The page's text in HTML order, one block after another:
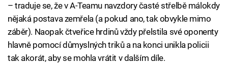
– traduje se, že v A-Teamu navzdory časté střelbě málokdy
nějaká postava zemřela (a pokud ano, tak obvykle mimo
záběr). Naopak čtveřice hrdinů vždy přelstila své oponenty
hlavně pomocí důmyslných triků a na konci unikla policii
tak akorát, aby se mohla vrátit v dalším díle.